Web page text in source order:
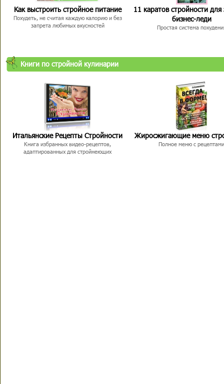
Как выстроить стройное питание
Похудеть, не считая каждую калорию и без
запрета любимых вкусностей
11 каратов стройности для
бизнес-леди
Простая система
Книги по стройной кулинарии
Итальянские Рецепты Стройности
Книга избранных видео-рецептов,
адаптированных для стройнеющих
Жиросжигающие меню
Полное меню с рецептами